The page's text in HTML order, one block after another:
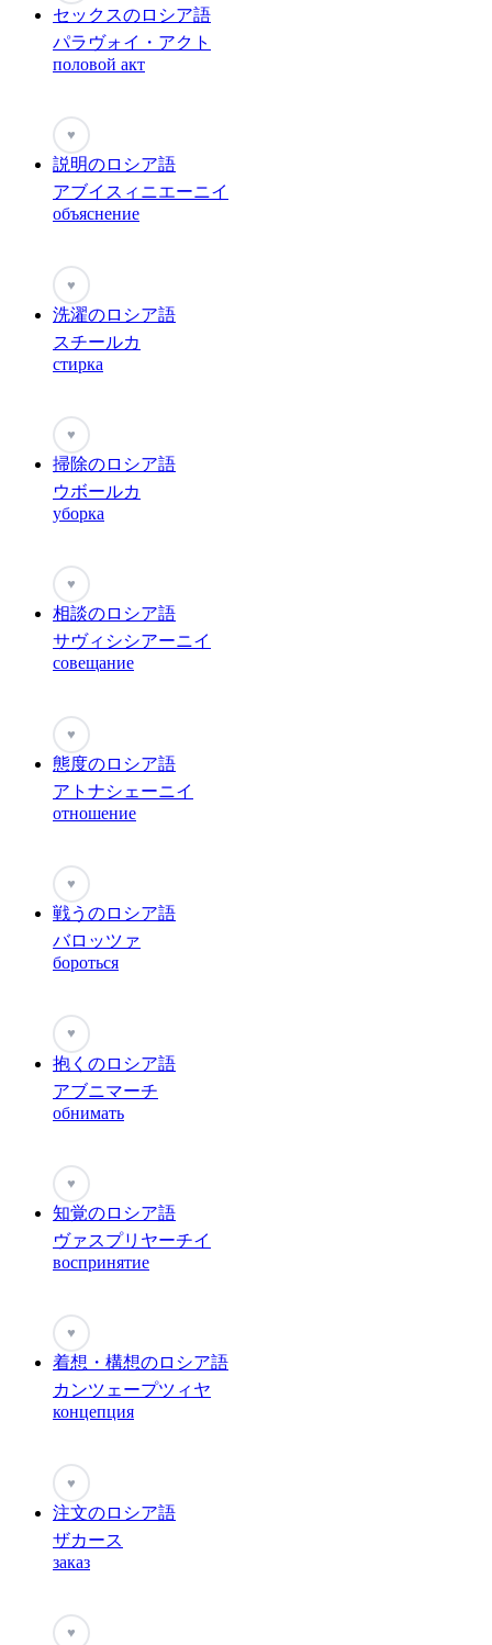
セックスのロシア語
パラヴォイ・アクト
половой акт
♥
説明のロシア語
アブイスィニエーニイ
объяснение
♥
洗濯のロシア語
スチールカ
стирка
♥
掃除のロシア語
ウボールカ
уборка
♥
相談のロシア語
サヴィシシアーニイ
совещание
♥
態度のロシア語
アトナシェーニイ
отношение
♥
戦うのロシア語
バロッツァ
бороться
♥
抱くのロシア語
アブニマーチ
обнимать
♥
知覚のロシア語
ヴァスプリヤーチイ
воспринятие
♥
着想・構想のロシア語
カンツェープツィヤ
концепция
♥
注文のロシア語
ザカース
заказ
♥